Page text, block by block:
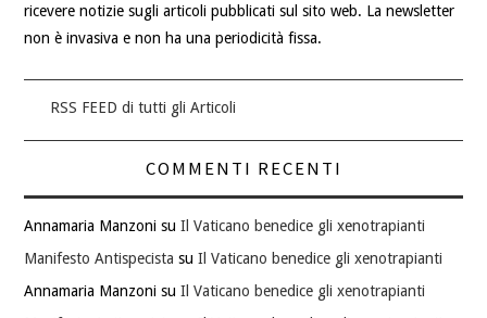
ricevere notizie sugli articoli pubblicati sul sito web. La newsletter
non è invasiva e non ha una periodicità fissa.
RSS FEED di tutti gli Articoli
COMMENTI RECENTI
Annamaria Manzoni suIl Vaticano benedice gli xenotrapianti
Manifesto Antispecista suIl Vaticano benedice gli xenotrapianti
Annamaria Manzoni suIl Vaticano benedice gli xenotrapianti